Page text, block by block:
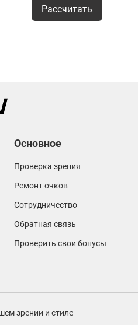
Рассчитать
Основное
Проверка зрения
Ремонт очков
Сотрудничество
Обратная связь
Проверить свои бонусы
зрении и стиле